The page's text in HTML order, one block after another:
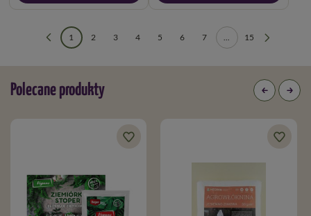
1 2 3 4 5 6 7 15
Polecane produkty